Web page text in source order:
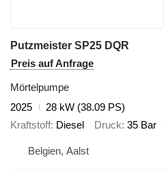
Putzmeister SP25 DQR
Preis auf Anfrage
Mörtelpumpe
2025
28 kW (38.09 PS)
Kraftstoff Diesel Druck 35 Bar
Belgien, Aalst